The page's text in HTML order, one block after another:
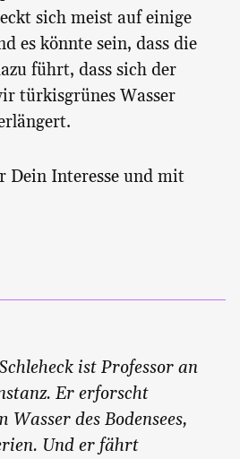
sich meist auf einige
es könnte sein, dass die
führt, dass sich der
türkisgrünes Wasser
Dein Interesse und mit
ist Professor an
Er erforscht
Wasser des Bodensees,
Und er fährt